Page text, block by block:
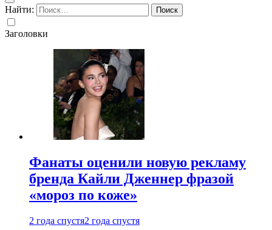
Найти:
Заголовки
Фанаты оценили новую рекламу
бренда Кайли Дженнер фразой
«мороз по коже»
2 года спустя2 года спустя